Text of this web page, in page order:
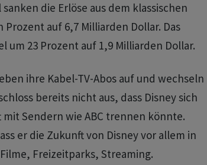
die Erlöse aus dem klassischen
Prozent auf 6,7 Milliarden Dollar. Das
um 23 Prozent auf 1,9 Milliarden Dollar.
ihre Kabel-TV-Abos auf und wechseln
bereits nicht aus, dass Disney sich
mit Sendern wie ABC trennen könnte.
er die Zukunft von Disney vor allem in
Freizeitparks, Streaming.